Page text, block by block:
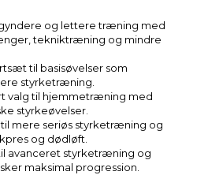
og lettere træning med
tekniktræning og mindre
til basisøvelser som
styrketræning.
valg til hjemmetræning med
styrkeøvelser.
mere seriøs styrketræning og
og dødløft.
avanceret styrketræning og
maksimal progression.